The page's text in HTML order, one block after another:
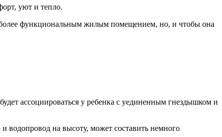
уют и тепло.
функциональным жилым помещением, но, и чтобы она
ассоциироваться у ребенка с уединенным гнездышком и
водопровод на высоту, может составить немного